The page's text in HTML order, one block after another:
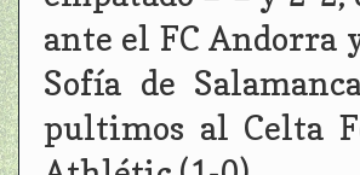
ante el FC Andorra
Sofía de
pultimos al Celta